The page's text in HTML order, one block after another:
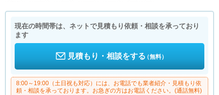
現在の時間帯は、ネットで見積もり依頼・相談を承っており
ます
見積もり・相談をする（無料）
8:00～19:00（土日祝も対応）には、お電話でも業者紹介・見積もり依
頼・相談を承っております。お急ぎの方はお電話ください。(通話無料)